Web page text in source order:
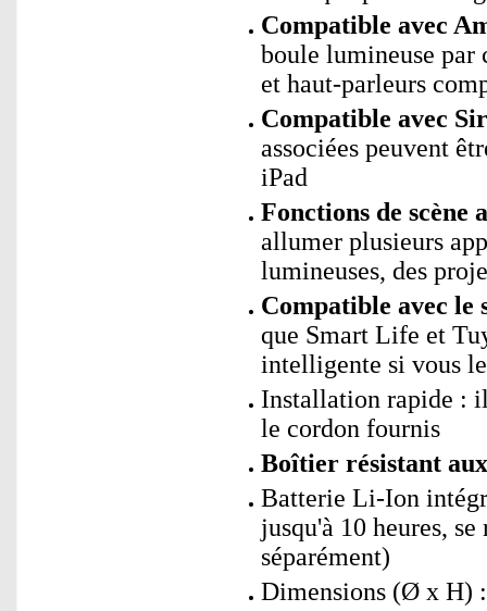
Compatible avec
boule lumineuse par
et haut-parleurs
Compatible avec
associées peuvent
iPad
Fonctions de scène
allumer plusieurs
lumineuses, des
Compatible avec le
que Smart Life et
intelligente si vous
Installation rapide :
le cordon fournis
Boîtier résistant
Batterie Li-Ion
jusqu'à 10 heures,
séparément)
Dimensions (Ø x H)